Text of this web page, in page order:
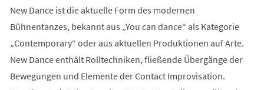
New Dance ist die aktuelle Form des modernen
Bühnentanzes, bekannt aus „You can dance“ als Kategorie
„Contemporary“ oder aus aktuellen Produktionen auf Arte.
New Dance enthält Rolltechniken, fließende Übergänge der
Bewegungen und Elemente der Contact Improvisation.